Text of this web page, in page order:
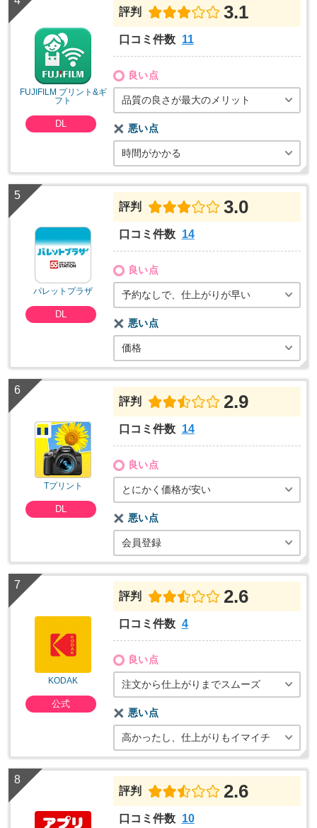
FUJIFILM プリント&ギ
フト
DL
評判 3.1
口コミ件数 11
良い点
品質の良さが最大のメリット
悪い点
時間がかかる
パレットプラザ
DL
評判 3.0
口コミ件数 14
良い点
予約なしで、仕上がりが早い
悪い点
価格
Tプリント
DL
評判 2.9
口コミ件数 14
良い点
とにかく価格が安い
悪い点
会員登録
KODAK
公式
評判 2.6
口コミ件数 4
良い点
注文から仕上がりまでスムーズ
悪い点
高かったし、仕上がりもイマイチ
評判 2.6
口コミ件数 10